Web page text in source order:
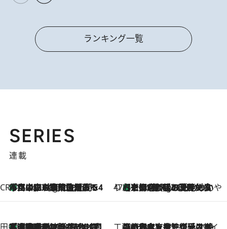
ランキング一覧
SERIES
連載
CREA'S CHOICE
1 Hour Ago
「立川にも歌舞伎があるんだよ」 片岡仁左衛門・市川中車ら豪華座組みで4年目の立川立飛歌舞伎へ 47都道府県の手みやげ ひんやりスイーツで夏を満喫
1 Hour Ago
【京都府】この夏絶対食べたい 冷やしておいしいおやつ3選 ひと口目から心を掴む新緑のテリーヌ